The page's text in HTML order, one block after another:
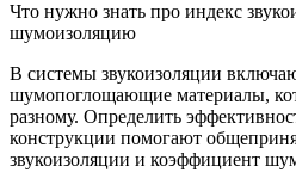
Что нужно знать про индекс
шумоизоляцию
В системы звукоизоляции
шумопоглощающие материалы,
разному. Определить
конструкции помогают
звукоизоляции и коэффициент